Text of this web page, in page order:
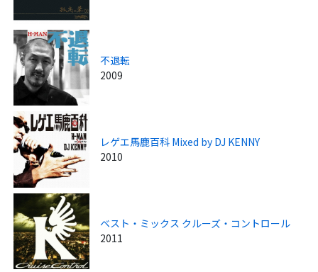
不退転
2009
レゲエ馬鹿百科 Mixed by DJ KENNY
2010
ベスト・ミックス クルーズ・コントロール
2011